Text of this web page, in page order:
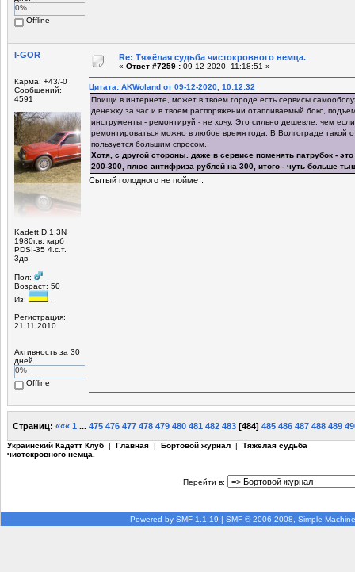
0%
Offline
I-GOR
Карма: +43/-0
Сообщений:
4591
Kadett D 1,3N
1980г.в. карб
PDSI-35 4.с.т.
3дв
Пол:
Возраст: 50
Из:
Регистрация:
21.11.2010
Активность за 30
дней
0%
Offline
Re: Тяжёлая судьба чистокровного немца.
« Ответ #7259 : 09-12-2020, 11:18:51 »
Цитата: AKWoland от 09-12-2020, 10:12:32
Поищи в интернете, может в твоем городе есть сервисы
денежку за час и в твоем распоряжении отапливаемый бокс,
инструменты - ремонтируй - не хочу. Это сильно дешевле, чем
ремонтироваться можно в любое время года. В Волгограде такой
пользуется большим спросом.
Хотя, с другой стороны. даже в сервисе поменять патрубок -
200-300, плюс антифриза рублей на 300, итого - чуть больше
Сытый голодного не поймет.
Страниц: ««« 1 ... 475 476 477 478 479 480 481 482 483 [484] 485 486 487 488 489
Украинский Кадетт Клуб | Главная | Бортовой журнал | Тяжёлая судьба
чистокровного немца.
Перейти в:
Powered by SMF 1.1.19 | SMF © 2006-2008, Simple